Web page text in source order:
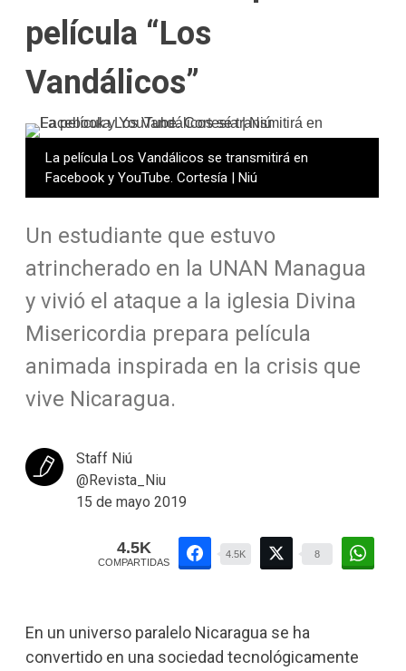
película “Los
Vandálicos”
La película Los Vandálicos se transmitirá en
Facebook y YouTube. Cortesía | Niú
Un estudiante que estuvo
atrincherado en la UNAN Managua
y vivió el ataque a la iglesia Divina
Misericordia prepara película
animada inspirada en la crisis que
vive Nicaragua.
Staff Niú
@Revista_Niu
15 de mayo 2019
4.5K
COMPARTIDAS
4.5K 8
En un universo paralelo Nicaragua se ha
convertido en una sociedad tecnológicamente